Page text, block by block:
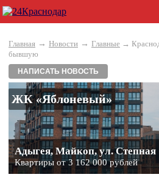
Главная → Новости → Главные →
бывшую
НАПИСАТЬ НОВОСТЬ
ЖК «Яблоневый»
Адыгея, Майкоп, ул. Степная
Квартиры от 3 162 000 рублей